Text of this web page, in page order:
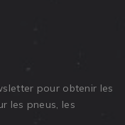
pour obtenir les
les pneus, les